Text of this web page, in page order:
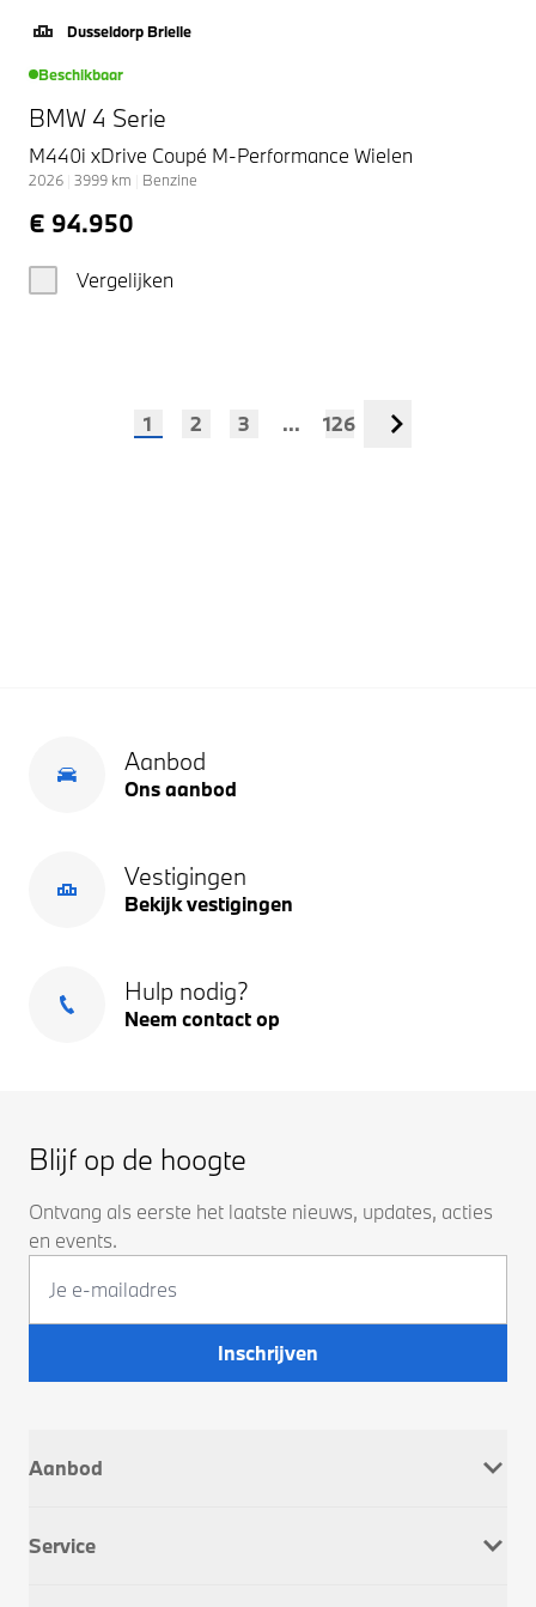
Dusseldorp Brielle
Beschikbaar
BMW 4 Serie
M440i xDrive Coupé M-Performance Wielen
2026 3999 km Benzine
€ 94.950
Vergelijken
1 2 3 ... 126 Volgende
Aanbod
Ons aanbod
Vestigingen
Bekijk vestigingen
Hulp nodig?
Neem contact op
Blijf op de hoogte
Ontvang als eerste het laatste nieuws, updates, acties
en events.
Inschrijven
Aanbod
Occasions
Service